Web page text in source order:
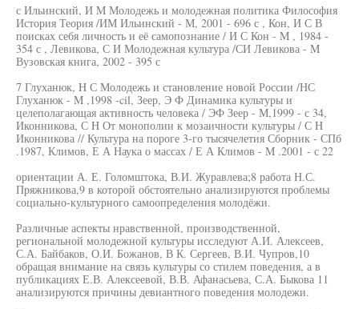
с Ильинский, И M Молодежь и молодежная политика Философия
История Теория /ИМ Ильинский - М, 2001 - 696 с , Кон, И С В
поисках себя личность и её самопознание / И С Кон - M , 1984 -
354 с , Левикова, С И Молодежная культура /СИ Левикова - M
Вузовская книга, 2002 - 395 с
7 Глуханюк, H С Молодежь и становление новой России /НС
Глуханюк - M ,1998 -cil, Зеер, Э Ф Динамика культуры и
целеполагающая активность человека / ЭФ Зеер - М,1999 - с 34,
Иконникова, С H От монополии к мозаичности культуры / С H
Иконникова // Культура на пороге 3-го тысячелетия Сборник - СПб
.1987, Климов, Е А Наука о массах / Е А Климов - M .2001 - с 22
ориентации А. Е. Голомштока, В.И. Журавлева;8 работа Н.С.
Пряжникова,9 в которой обстоятельно анализируются проблемы
социально-культурного самоопределения молодёжи.
Различные аспекты нравственной, производственной,
региональной молодежной культуры исследуют А.И. Алексеев,
С.А. Байбаков, О.И. Божанов, В К. Сергеев, В.И. Чупров,10
обращая внимание на связь культуры со стилем поведения, а в
публикациях Е.В. Алексеевой, В.В. Афанасьева, С.А. Быкова 11
анализируются причины девиантного поведения молодежи.